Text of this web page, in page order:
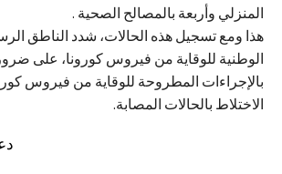
المنزلي وأربعة بالمصالح الصحية .
هذا ومع تسجيل هذه الحالات، شدد الناطق
الوطنية للوقاية من فيروس كورونا، على
بالإجراءات المطروحة للوقاية من فيروس
الاختلاط بالحالات المصابة.